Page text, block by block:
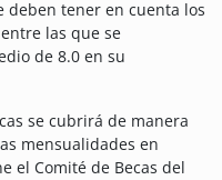
deben tener en cuenta los
las que se
de 8.0 en su
se cubrirá de manera
mensualidades en
el Comité de Becas del